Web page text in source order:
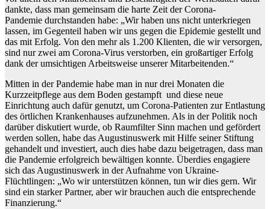
dankte, dass man gemeinsam die harte Zeit der Corona-
Pandemie durchstanden habe: „Wir haben uns nicht unterkriegen
lassen, im Gegenteil haben wir uns gegen die Epidemie gestellt und
das mit Erfolg. Von den mehr als 1.200 Klienten, die wir versorgen,
sind nur zwei am Corona-Virus verstorben, ein großartiger Erfolg
dank der umsichtigen Arbeitsweise unserer Mitarbeitenden.“
Mitten in der Pandemie habe man in nur drei Monaten die
Kurzzeitpflege aus dem Boden gestampft und diese neue
Einrichtung auch dafür genutzt, um Corona-Patienten zur Entlastung
des örtlichen Krankenhauses aufzunehmen. Als in der Politik noch
darüber diskutiert wurde, ob Raumfilter Sinn machen und gefördert
werden sollen, habe das Augustinuswerk mit Hilfe seiner Stiftung
gehandelt und investiert, auch dies habe dazu beigetragen, dass man
die Pandemie erfolgreich bewältigen konnte. Überdies engagiere
sich das Augustinuswerk in der Aufnahme von Ukraine-
Flüchtlingen: „Wo wir unterstützen können, tun wir dies gern. Wir
sind ein starker Partner, aber wir brauchen auch die entsprechende
Finanzierung.“